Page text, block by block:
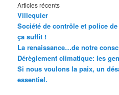
Articles récents
Villequier
Société de contrôle et police
ça suffit !
La renaissance…de notre
Dérèglement climatique: les
Si nous voulons la paix, un
essentiel.